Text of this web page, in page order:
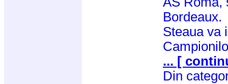
Bordeaux.
Steaua va
... [
Din